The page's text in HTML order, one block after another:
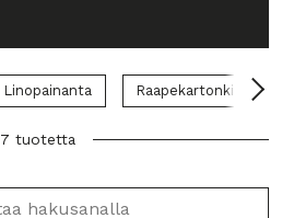
Linopainanta Raapekartonki
7 tuotetta